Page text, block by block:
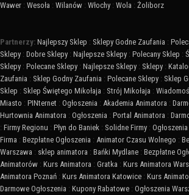
Wawer : Wesoła : Wilanów : Włochy : Wola : Żoliborz
Partnerzy: Najlepszy Sklep : Sklepy Godne Zaufania :
Sklepy : Dobre Sklepy : Najlepsze Sklepy : Polecany Sklep :
Sklepy : Polecane Sklepy : Najlepsze Sklepy : Sklepy :
Zaufania : Sklep Godny Zaufania : Polecane Sklepy : Sklep
Sklep : Sklep Świętego Mikołaja : Strój Mikołaja :
Miasto : PINternet : Ogłoszenia : Akademia Animatora :
Hurtownia Animatora : Ogłoszenia : Portal Animatora :
: Firmy Regionu : Płyn do Baniek : Solidne Firmy : Ogłoszenia
Firma : Bezpłatne Ogłoszenia : Animator Czasu Wolnego :
Warszawa : sklep animatora : Bańki Mydlane : Bezpłatne
Animatorów : Kurs Animatora : Gratka : Kurs Animatora
Animatora Poznań : Kurs Animatora Katowice : Kurs
Darmowe Ogłoszenia : Kupony Rabatowe : Ogłoszenia